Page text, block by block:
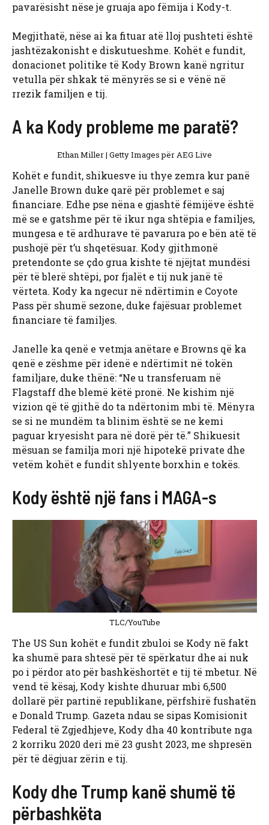
pavarësisht nëse je gruaja apo fëmija i Kody-t.
Megjithatë, nëse ai ka fituar atë lloj pushteti është
jashtëzakonisht e diskutueshme. Kohët e fundit,
donacionet politike të Kody Brown kanë ngritur
vetulla për shkak të mënyrës se si e vënë në
rrezik familjen e tij.
A ka Kody probleme me paratë?
Ethan Miller | Getty Images për AEG Live
Kohët e fundit, shikuesve iu thye zemra kur panë
Janelle Brown duke qarë për problemet e saj
financiare. Edhe pse nëna e gjashtë fëmijëve është
më se e gatshme për të ikur nga shtëpia e familjes,
mungesa e të ardhurave të pavarura po e bën atë të
pushojë për t’u shqetësuar. Kody gjithmonë
pretendonte se çdo grua kishte të njëjtat mundësi
për të blerë shtëpi, por fjalët e tij nuk janë të
vërteta. Kody ka ngecur në ndërtimin e Coyote
Pass për shumë sezone, duke fajësuar problemet
financiare të familjes.
Janelle ka qenë e vetmja anëtare e Browns që ka
qenë e zëshme për idenë e ndërtimit në tokën
familjare, duke thënë: “Ne u transferuam në
Flagstaff dhe blemë këtë pronë. Ne kishim një
vizion që të gjithë do ta ndërtonim mbi të. Mënyra
se si ne mundëm ta blinim është se ne kemi
paguar kryesisht para në dorë për të.” Shikuesit
mësuan se familja mori një hipotekë private dhe
vetëm kohët e fundit shlyente borxhin e tokës.
Kody është një fans i MAGA-s
TLC/YouTube
The US Sun kohët e fundit zbuloi se Kody në fakt
ka shumë para shtesë për të spërkatur dhe ai nuk
po i përdor ato për bashkëshortët e tij të mbetur. Në
vend të kësaj, Kody kishte dhuruar mbi 6,500
dollarë për partinë republikane, përfshirë fushatën
e Donald Trump. Gazeta ndau se sipas Komisionit
Federal të Zgjedhjeve, Kody dha 40 kontribute nga
2 korriku 2020 deri më 23 gusht 2023, me shpresën
për të dëgjuar zërin e tij.
Kody dhe Trump kanë shumë të
përbashkëta